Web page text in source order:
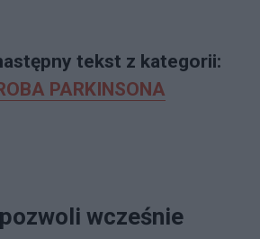
tekst z kategorii:
PARKINSONA
wcześnie